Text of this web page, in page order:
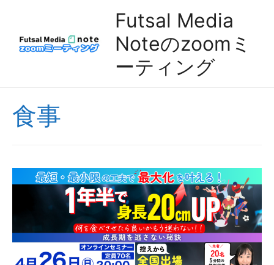
Futsal Media
Noteのzoomミ
ーティング
食事